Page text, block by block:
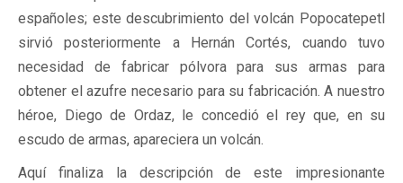
españoles; este descubrimiento del volcán Popocatepetl
sirvió posteriormente a Hernán Cortés, cuando tuvo
necesidad de fabricar pólvora para sus armas para
obtener el azufre necesario para su fabricación. A nuestro
héroe, Diego de Ordaz, le concedió el rey que, en su
escudo de armas, apareciera un volcán.
Aquí finaliza la descripción de este impresionante